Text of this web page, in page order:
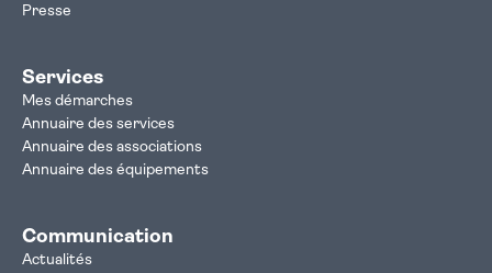
Presse
Services
Mes démarches
Annuaire des services
Annuaire des associations
Annuaire des équipements
Communication
Actualités